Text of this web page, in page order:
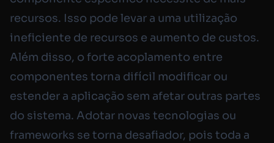
recursos. Isso pode levar a uma utilização
ineficiente de recursos e aumento de custos.
Além disso, o forte acoplamento entre
componentes torna difícil modificar ou
estender a aplicação sem afetar outras partes
do sistema. Adotar novas tecnologias ou
frameworks se torna desafiador, pois toda a